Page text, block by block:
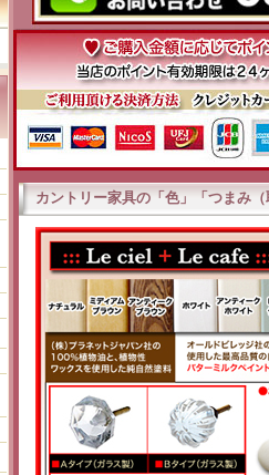
カントリー家具の「色」「つまみ